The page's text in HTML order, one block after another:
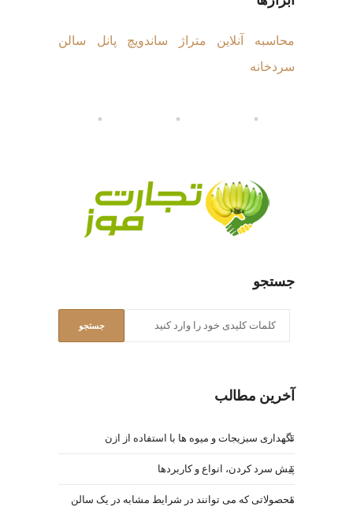
محاسبه آنلاین متراژ ساندویچ پانل سالن
سردخانه
جستجو
آخرین مطالب
نگهداری سبزیجات و میوه ها با استفاده از ازن
پیش سرد کردن، انواع و کاربردها
محصولاتی که می توانند در شرایط مشابه در یک سالن